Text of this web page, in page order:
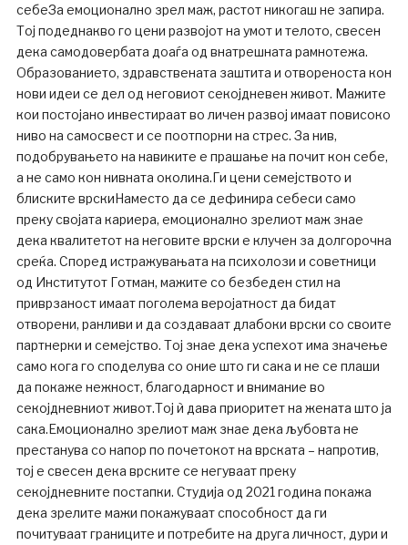
себеЗа емоционално зрел маж, растот никогаш не запира.
Тој подеднакво го цени развојот на умот и телото, свесен
дека самодовербата доаѓа од внатрешната рамнотежа.
Образованието, здравствената заштита и отвореноста кон
нови идеи се дел од неговиот секојдневен живот. Мажите
кои постојано инвестираат во личен развој имаат повисоко
ниво на самосвест и се поотпорни на стрес. За нив,
подобрувањето на навиките е прашање на почит кон себе,
а не само кон нивната околина.Ги цени семејството и
блиските врскиНаместо да се дефинира себеси само
преку својата кариера, емоционално зрелиот маж знае
дека квалитетот на неговите врски е клучен за долгорочна
среќа. Според истражувањата на психолози и советници
од Институтот Готман, мажите со безбеден стил на
приврзаност имаат поголема веројатност да бидат
отворени, ранливи и да создаваат длабоки врски со своите
партнерки и семејство. Тој знае дека успехот има значење
само кога го споделува со оние што ги сака и не се плаши
да покаже нежност, благодарност и внимание во
секојдневниот живот.Тој ѝ дава приоритет на жената што ја
сака.Емоционално зрелиот маж знае дека љубовта не
престанува со напор по почетокот на врската – напротив,
тој е свесен дека врските се негуваат преку
секојдневните постапки. Студија од 2021 година покажа
дека зрелите мажи покажуваат способност да ги
почитуваат границите и потребите на друга личност, дури и